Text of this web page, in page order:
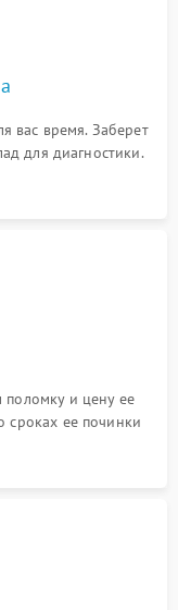
вас время. Заберет
для диагностики.
и цену ее
сроках ее починки